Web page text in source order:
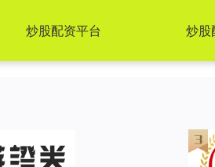
炒股配资平台 炒股